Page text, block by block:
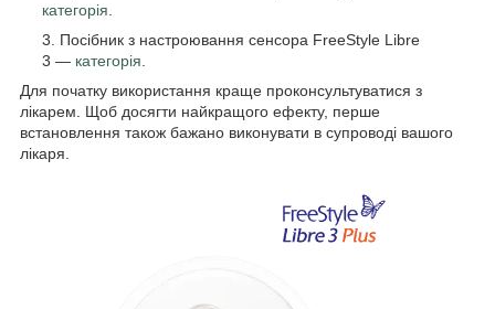
категорія.
Посібник з настроювання сенсора FreeStyle Libre
3 — категорія.
Для початку використання краще проконсультуватися з
лікарем. Щоб досягти найкращого ефекту, перше
встановлення також бажано виконувати в супроводі вашого
лікаря.